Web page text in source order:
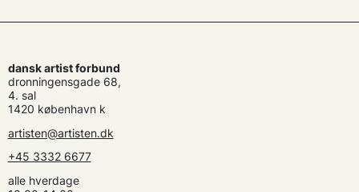
dansk artist forbund
dronningensgade 68,
4. sal
1420 københavn k
artisten@artisten.dk
+45 3332 6677
alle hverdage